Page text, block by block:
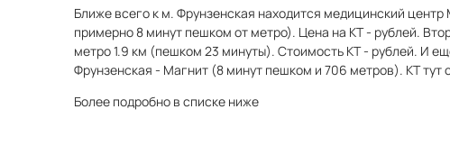
Ближе всего к м. Фрунзенская находится медицинский
примерно 8 минут пешком от метро). Цена на КТ - рублей.
метро 1.9 км (пешком 23 минуты). Стоимость КТ - рублей. И
Фрунзенская - Магнит (8 минут пешком и 706 метров). КТ тут
Более подробно в списке ниже